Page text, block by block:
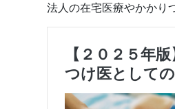
法人の在宅医療やかかり